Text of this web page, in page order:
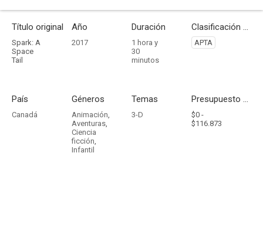
Título original
Spark: A
Space
Tail
Año
2017
Duración
1 hora y
30
minutos
Clasificación por edades
APTA
País
Canadá
Géneros
Animación,
Aventuras,
Ciencia
ficción,
Infantil
Temas
3-D
Presupuesto - Ingresos
$0 -
$116.873